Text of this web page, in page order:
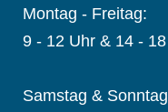
Montag - Freitag:
9 - 12 Uhr & 14 -
Samstag & Sonntag